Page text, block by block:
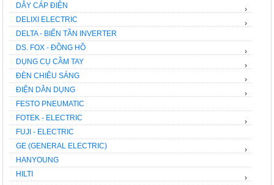
DÂY CÁP ĐIỆN
DELIXI ELECTRIC
›
DELTA - BIẾN TẦN INVERTER
›
DS. FOX - ĐỒNG HỒ
DỤNG CỤ CẦM TAY
›
ĐÈN CHIÊU SÁNG
›
ĐIỆN DÂN DỤNG
›
FESTO PNEUMATIC
›
FOTEK - ELECTRIC
FUJI - ELECTRIC
›
GE (GENERAL ELECTRIC)
HANYOUNG
›
HILTI
›